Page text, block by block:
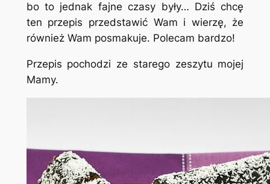
bo to jednak fajne czasy były… Dziś chcę
ten przepis przedstawić Wam i wierzę, że
również Wam posmakuje. Polecam bardzo!
Przepis pochodzi ze starego zeszytu mojej
Mamy.